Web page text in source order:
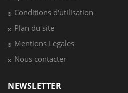
Conditions d'utilisation
Plan du site
Mentions Légales
Nous contacter
NEWSLETTER